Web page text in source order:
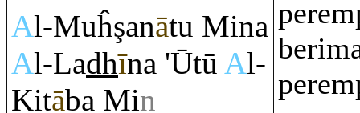
Al-Muĥşanātu Mina
Al-Ladhīna 'Ūtū Al-
Kitāba Min